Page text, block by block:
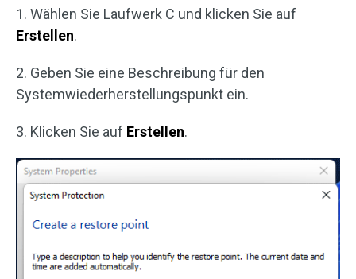
1. Wählen Sie Laufwerk C und klicken Sie auf
Erstellen.
2. Geben Sie eine Beschreibung für den
Systemwiederherstellungspunkt ein.
3. Klicken Sie auf Erstellen.